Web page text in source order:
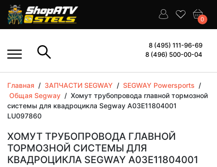
0
8 (495) 111-96-69
8 (496) 500-00-04
Главная / ЗАПЧАСТИ SEGWAY / SEGWAY Powersports /
Общая Segway / Хомут трубопровода главной тормозной
системы для квадроцикла Segway A03E11804001
LU097860
ХОМУТ ТРУБОПРОВОДА ГЛАВНОЙ
ТОРМОЗНОЙ СИСТЕМЫ ДЛЯ
КВАДРОЦИКЛА SEGWAY A03E11804001